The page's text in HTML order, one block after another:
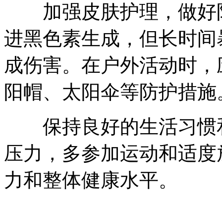
加强皮肤护理，做好
进黑色素生成，但长时
成伤害。在户外活动时
阳帽、太阳伞等防护措施
保持良好的生活习惯
压力，多参加运动和适
力和整体健康水平。